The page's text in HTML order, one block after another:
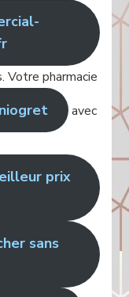
Votre pharmacie
avec
prix
sans